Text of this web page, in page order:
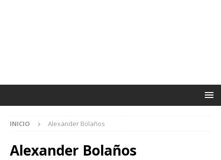
INICIO Alexander Bolaños
Alexander Bolaños